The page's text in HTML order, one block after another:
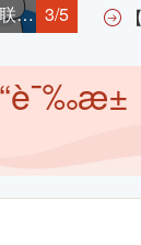
【即接即办】浈江区行政服务中心跨部门联动... 3/5